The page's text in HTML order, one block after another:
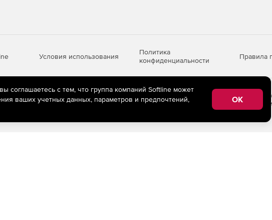
Условия использования
Политика
конфиденциальности
Правила
технологии
(информационные технологии предоставления информации
сети «Интернет», находящихся на территории Российской
соглашаетесь с тем, что группа компаний Softline может
ваших учетных данных, параметров и предпочтений,
OK